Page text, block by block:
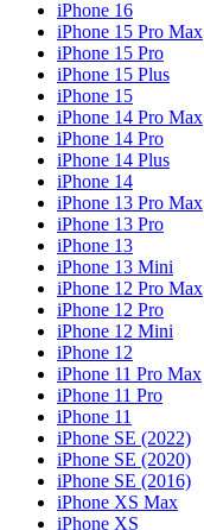
iPhone 16
iPhone 15 Pro Max
iPhone 15 Pro
iPhone 15 Plus
iPhone 15
iPhone 14 Pro Max
iPhone 14 Pro
iPhone 14 Plus
iPhone 14
iPhone 13 Pro Max
iPhone 13 Pro
iPhone 13
iPhone 13 Mini
iPhone 12 Pro Max
iPhone 12 Pro
iPhone 12 Mini
iPhone 12
iPhone 11 Pro Max
iPhone 11 Pro
iPhone 11
iPhone SE (2022)
iPhone SE (2020)
iPhone SE (2016)
iPhone XS Max
iPhone XS